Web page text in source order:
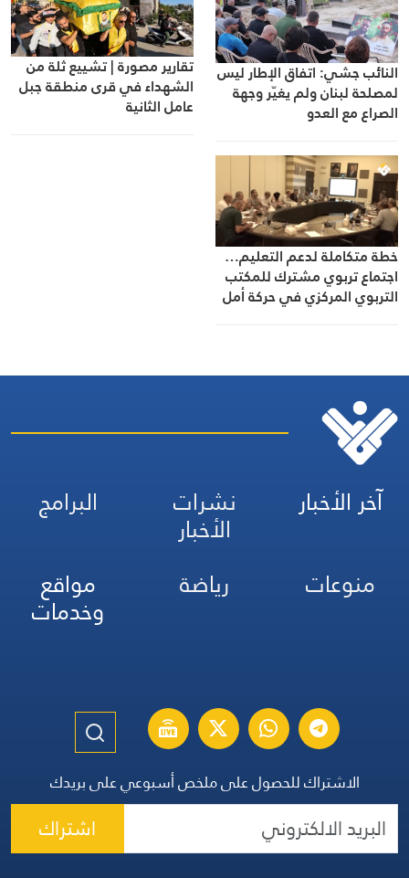
النائب جشي: اتفاق الإطار ليس
لمصلحة لبنان ولم يغيّر وجهة
الصراع مع العدو
تقارير مصورة | تشييع ثلة من
الشهداء في قرى منطقة جبل
عامل الثانية
خطة متكاملة لدعم التعليم…
اجتماع تربوي مشترك للمكتب
التربوي المركزي في حركة أمل
آخر الأخبار نشرات
الأخبار
البرامج
منوعات
رياضة مواقع
وخدمات
الاشتراك للحصول على ملخص أسبوعي على بريدك
اشتراك